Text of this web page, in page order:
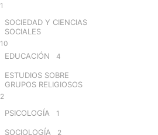
1
SOCIEDAD Y CIENCIAS
SOCIALES
10
EDUCACIÓN 4
ESTUDIOS SOBRE
GRUPOS RELIGIOSOS
2
PSICOLOGÍA 1
SOCIOLOGÍA 2